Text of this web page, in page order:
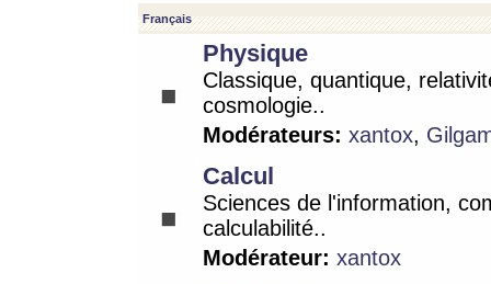
Français
Physique
Classique, quantique,
cosmologie..
Modérateurs: xantox,
Calcul
Sciences de l'information,
calculabilité..
Modérateur: xantox